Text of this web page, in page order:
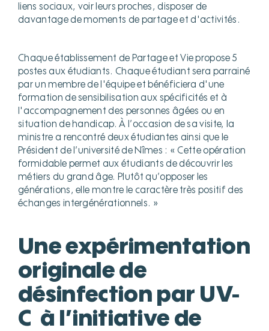
liens sociaux, voir leurs proches, disposer de
davantage de moments de partage et d'activités.
Chaque établissement de Partage et Vie propose 5
postes aux étudiants. Chaque étudiant sera parrainé
par un membre de l'équipe et bénéficiera d'une
formation de sensibilisation aux spécificités et à
l'accompagnement des personnes âgées ou en
situation de handicap. À l’occasion de sa visite, la
ministre a rencontré deux étudiantes ainsi que le
Président de l’université de Nîmes : « Cette opération
formidable permet aux étudiants de découvrir les
métiers du grand âge. Plutôt qu’opposer les
générations, elle montre le caractère très positif des
échanges intergénérationnels. »
Une expérimentation
originale de
désinfection par UV-
C à l’initiative de